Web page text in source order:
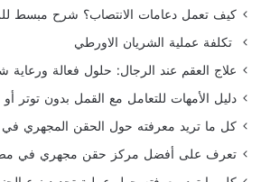
كيف تعمل دعامات الانتصاب؟ شرح مبسط
تكلفة عملية الشريان الاورطي
علاج العقم عند الرجال: حلول فعالة
دليل الأمهات للتعامل مع القمل بدون توتر
كل ما تريد معرفته حول الحقن المجهري
تعرف على أفضل مركز حقن مجهري في مصر